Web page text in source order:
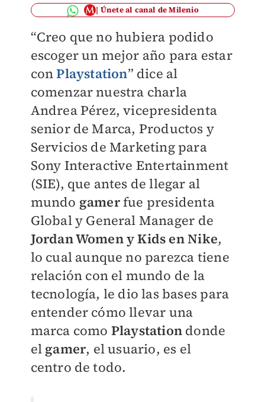
Únete al canal de Milenio
“Creo que no hubiera podido
escoger un mejor año para estar
conPlaystation” dice al
comenzar nuestra charla
Andrea Pérez, vicepresidenta
senior de Marca, Productos y
Servicios de Marketing para
Sony Interactive Entertainment
(SIE), que antes de llegar al
mundo gamerfue presidenta
Global y General Manager de
Jordan Women y Kids en Nike,
lo cual aunque no parezca tiene
relación con el mundo de la
tecnología, le dio las bases para
entender cómo llevar una
marca como Playstation donde
el gamer, el usuario, es el
centro de todo.